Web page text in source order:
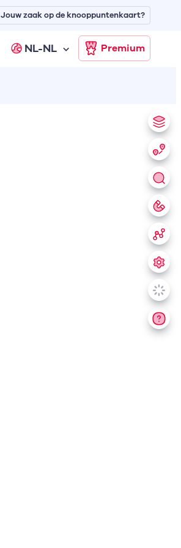
NL-NL Premium
Jouw zaak op de knooppuntenkaart?